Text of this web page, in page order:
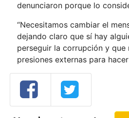
denunciaron porque lo
“Necesitamos cambiar el
dejando claro que sí hay
perseguir la corrupción y que
presiones externas para